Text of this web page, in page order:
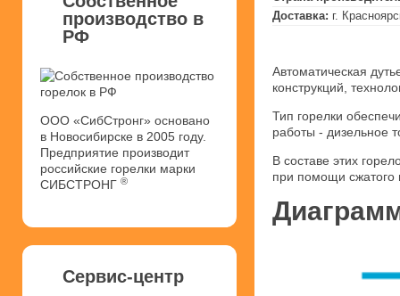
Доставка: г.
Автоматическая
конструкций,
Тип горелки
работы - дизельное
В составе этих
при помощи сжатого
производство в
РФ
ООО «СибСтронг» основано
в Новосибирске в 2005 году.
Предприятие производит
российские горелки марки
СИБСТРОНГ ®
Сервис-центр